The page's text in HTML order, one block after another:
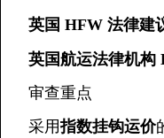
英国 HFW 法律建
英国航运法律机构
审查重点
采用指数挂钩运价